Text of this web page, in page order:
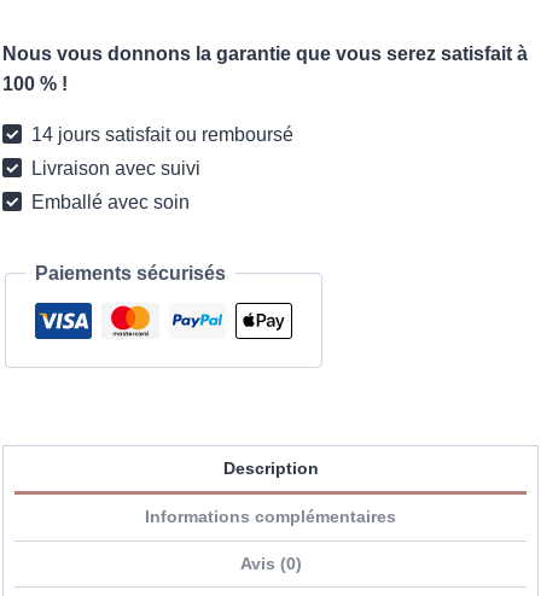
Boho
Miliani
Nous vous donnons la garantie que vous serez satisfait à
100 % !
14 jours satisfait ou remboursé
Livraison avec suivi
Emballé avec soin
Paiements sécurisés
Description
Informations complémentaires
Avis (0)